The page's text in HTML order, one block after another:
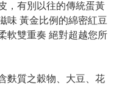
，有別以往的傳統蛋黃
味 黃金比例的綿密紅豆
軟雙重奏 絕對超越您所
麩質之穀物、大豆、花